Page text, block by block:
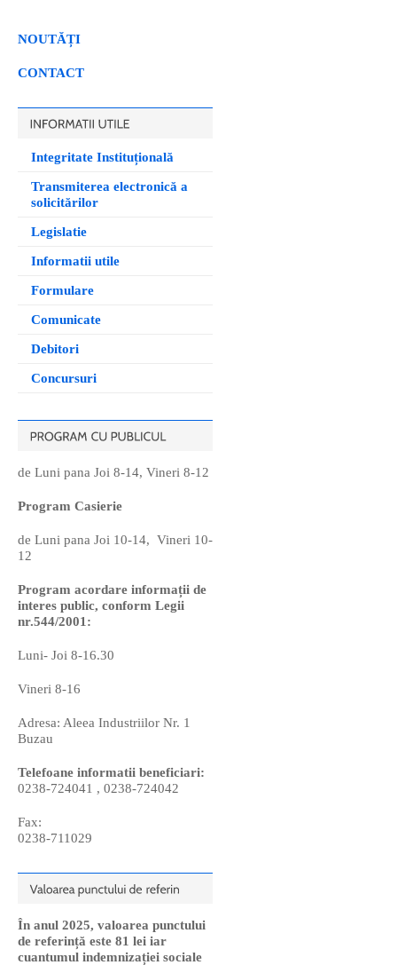
NOUTĂȚI
CONTACT
Integritate Instituțională
Transmiterea electronică a
solicitărilor
Legislatie
Informatii utile
Formulare
Comunicate
Debitori
Concursuri
de Luni pana Joi 8-14, Vineri 8-12
Program Casierie
de Luni pana Joi 10-14, Vineri 10-
12
Program acordare informații de
interes public, conform Legii
nr.544/2001:
Luni- Joi 8-16.30
Vineri 8-16
Adresa: Aleea Industriilor Nr. 1
Buzau
Telefoane informatii beneficiari:
0238-724041 , 0238-724042
Fax:
0238-711029
În anul 2025, valoarea punctului
de referință este 81 lei iar
cuantumul indemnizației sociale